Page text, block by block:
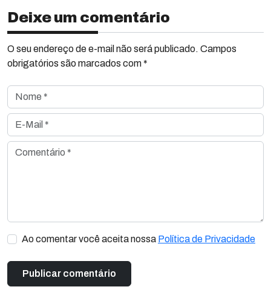
Deixe um comentário
O seu endereço de e-mail não será publicado. Campos
obrigatórios são marcados com *
Nome *
E-Mail *
Comentário *
Ao comentar você aceita nossa Política de Privacidade